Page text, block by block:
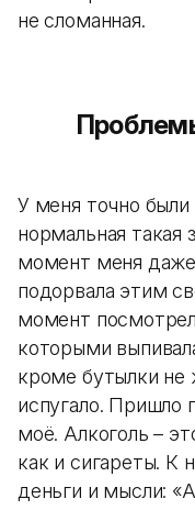
не сломанная.
У меня точно
нормальная такая
момент меня даже
подорвала этим
момент
которыми
кроме бутылки
испугало. Пришло
моё. Алкоголь –
как и сигареты. К
деньги и мысли: